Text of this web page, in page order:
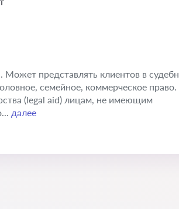
Может представлять клиентов в
семейное, коммерческое право.
(legal aid) лицам, не имеющим
далее